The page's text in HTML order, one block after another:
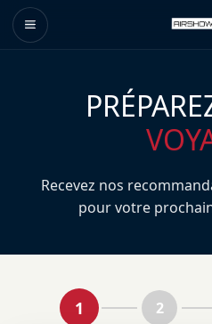
Recevez nos
pour votre
1 2